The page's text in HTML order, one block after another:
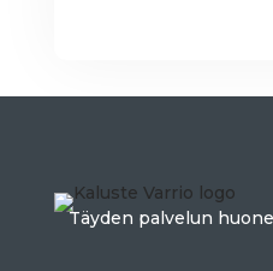
Täyden palvelun